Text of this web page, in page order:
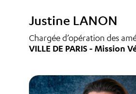
Justine LANON
Chargée d’opération des
VILLE DE PARIS - Mission